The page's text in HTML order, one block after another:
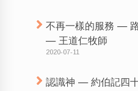
不再一樣的服務 —
— 王道仁牧師
2020-07-11
認識神 — 約伯記四